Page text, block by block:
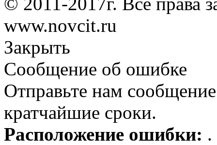
www.novcit.ru
Закрыть
Сообщение об ошибке
Отправьте нам
кратчайшие сроки.
Расположение ошибки: .